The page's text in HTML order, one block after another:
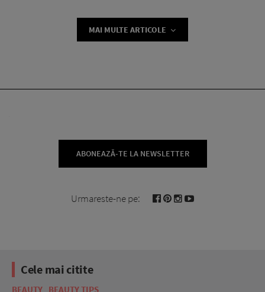
MAI MULTE ARTICOLE
ABONEAZĂ-TE LA NEWSLETTER
Urmareste-ne pe:
Cele mai citite
BEAUTY BEAUTY TIPS